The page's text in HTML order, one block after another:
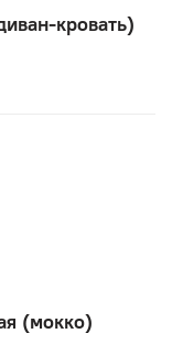
кровать)
(мокко)